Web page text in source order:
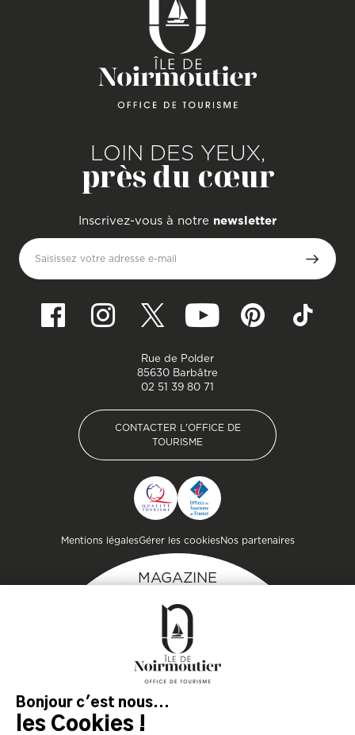
Mentions légalesGérer les cookiesNos partenaires
MAGAZINE
Inspirez-vous et
préparez votre séjour
sur l'île de Noirmoutier !
TÉLÉCHARGEZ
TÉLÉCHARGEZ
LOIN DES YEUX,
près du cœur
Inscrivez-vous à notre newsletter
Saisissez votre adresse e-mail
Rue de Polder
85630 Barbâtre
02 51 39 80 71
CONTACTER L'OFFICE DE
TOURISME
CONTACTER L'OFFICE DE
TOURISME